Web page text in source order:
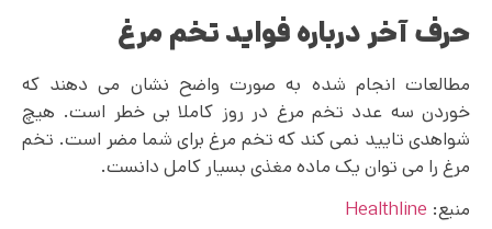
حرف آخر درباره فواید تخم مرغ
مطالعات انجام شده به صورت واضح نشان می‌ دهند که
خوردن سه عدد تخم مرغ در روز کاملا بی خطر است. هیچ
شواهدی تایید نمی کند که تخم مرغ برای شما مضر است. تخم
مرغ را می توان یک ماده مغذی بسیار کامل دانست.
منبع: